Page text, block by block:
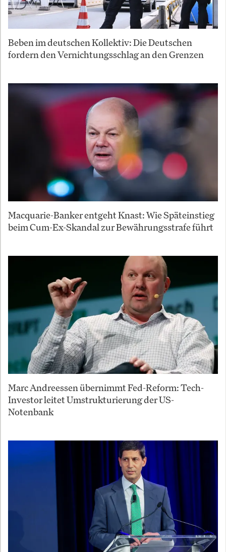
Beben im deutschen Kollektiv: Die Deutschen
fordern den Vernichtungsschlag an den Grenzen
Macquarie-Banker entgeht Knast: Wie Späteinstieg
beim Cum-Ex-Skandal zur Bewährungsstrafe führt
Marc Andreessen übernimmt Fed-Reform: Tech-
Investor leitet Umstrukturierung der US-
Notenbank